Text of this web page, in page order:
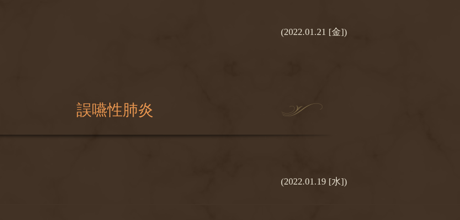
(2022.01.21 [金])
誤嚥性肺炎
(2022.01.19 [水])